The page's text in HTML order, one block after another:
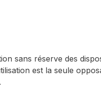
sans réserve des
est la seule